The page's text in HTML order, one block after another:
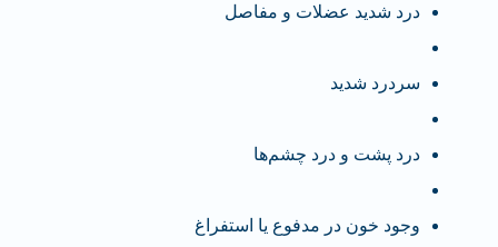
درد شدید عضلات و مفاصل
سردرد شدید
درد پشت و درد چشم‌ها
وجود خون در مدفوع یا استفراغ